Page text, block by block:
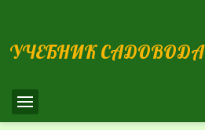
УЧЕБНИК САДОВОДА